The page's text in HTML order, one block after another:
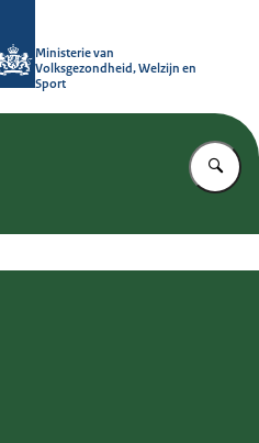
Ministerie van
Volksgezondheid, Welzijn en
Sport